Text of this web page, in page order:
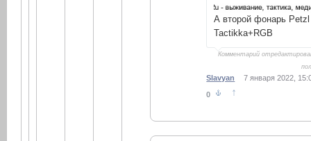
А второй фонарь Petzl
Tactikka+RGB
Комментарий
Slavyan
7 января 2022,
0
↑